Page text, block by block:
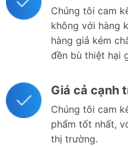
Chúng tôi cam
không với hàng
hàng giả kém
đền bù thiệt hại
Giá cả cạnh
Chúng tôi cam
phẩm tốt nhất,
thị trường.